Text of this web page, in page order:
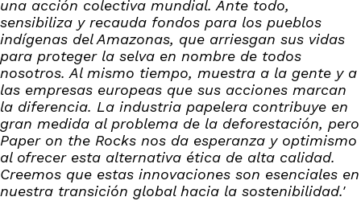
una acción colectiva mundial. Ante todo,
sensibiliza y recauda fondos para los pueblos
indígenas del Amazonas, que arriesgan sus vidas
para proteger la selva en nombre de todos
nosotros. Al mismo tiempo, muestra a la gente y a
las empresas europeas que sus acciones marcan
la diferencia. La industria papelera contribuye en
gran medida al problema de la deforestación, pero
Paper on the Rocks nos da esperanza y optimismo
al ofrecer esta alternativa ética de alta calidad.
Creemos que estas innovaciones son esenciales en
nuestra transición global hacia la sostenibilidad.'